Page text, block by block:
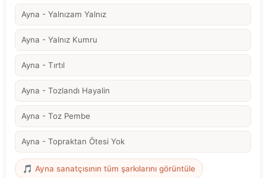
Ayna - Yalnızam Yalnız
Ayna - Yalnız Kumru
Ayna - Tırtıl
Ayna - Tozlandı Hayalin
Ayna - Toz Pembe
Ayna - Topraktan Ötesi Yok
🎵 Ayna sanatçısının tüm şarkılarını görüntüle